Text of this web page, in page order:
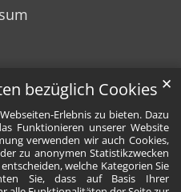
bezüglich Cookies
Erlebnis zu bieten. Dazu
Funktionieren unserer Website
verwenden wir auch Cookies,
zu anonymen Statistikzwecken
welche Kategorien Sie
Sie, dass auf Basis Ihrer
✕